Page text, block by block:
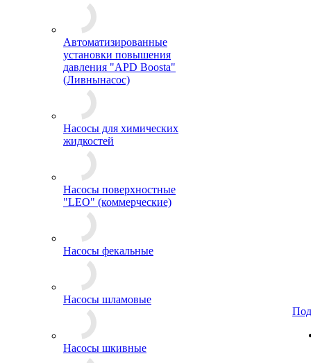
Автоматизированные
установки повышения
давления "APD Boosta"
(Ливнынасос)
Насосы для химических
жидкостей
Насосы поверхностные
"LEO" (коммерческие)
Насосы фекальные
Насосы шламовые
Насосы шкивные